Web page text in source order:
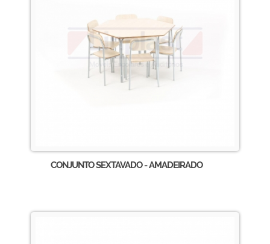
CONJUNTO SEXTAVADO - AMADEIRADO